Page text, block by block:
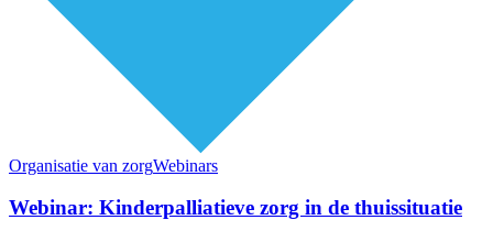
Organisatie van zorgWebinars
Webinar: Kinderpalliatieve zorg in de thuissituatie